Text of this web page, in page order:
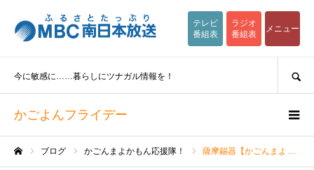
テレビ
番組表
ラジオ
番組表
メニュー
かごよんフライデー
今に敏感に……暮らしにツナガル情報を！
ブログ かごんまよかもん応援隊！ 薩摩錫器【かごんまよかもん応援隊！】